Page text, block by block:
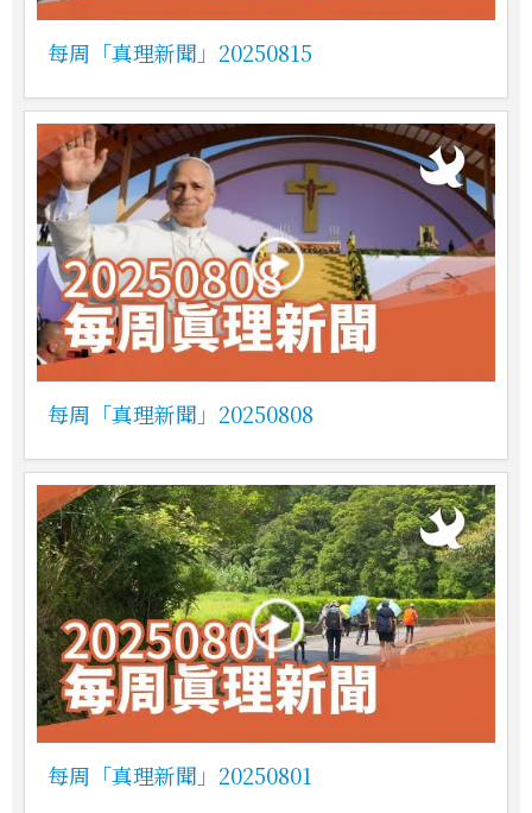
每周「真理新聞」20250815
每周「真理新聞」20250808
每周「真理新聞」20250801